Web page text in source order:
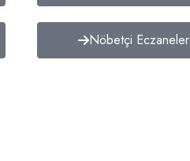
Nöbetçi Eczaneler